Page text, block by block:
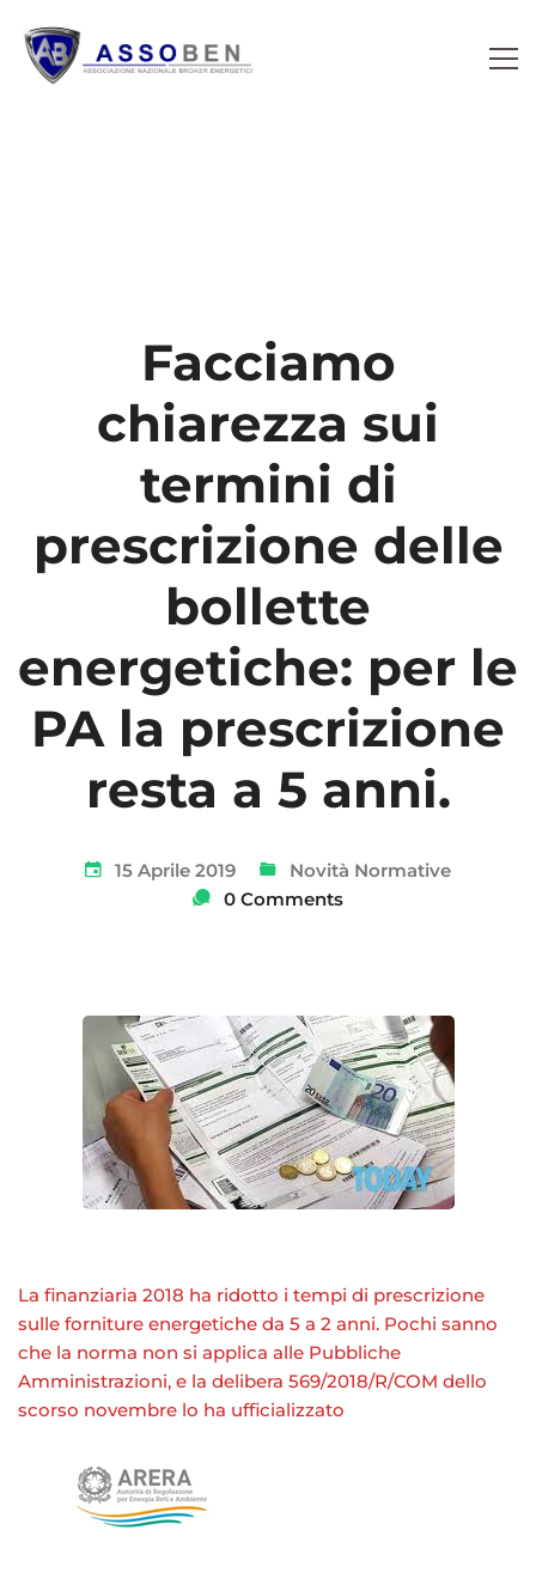
Facciamo
chiarezza sui
termini di
prescrizione delle
bollette
energetiche: per le
PA la prescrizione
resta a 5 anni.
15 Aprile 2019
Novità Normative
0 Comments
La finanziaria 2018 ha ridotto i tempi di prescrizione
sulle forniture energetiche da 5 a 2 anni. Pochi sanno
che la norma non si applica alle Pubbliche
Amministrazioni, e la delibera 569/2018/R/COM dello
scorso novembre lo ha ufficializzato